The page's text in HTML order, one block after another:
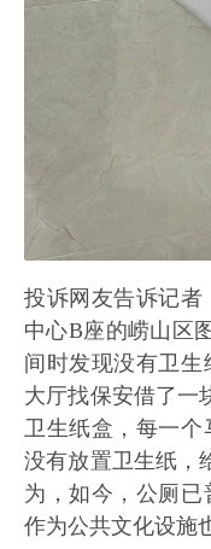
投诉网友告诉记
中心B座的崂山区
间时发现没有卫
大厅找保安借了一
卫生纸盒，每一
没有放置卫生纸，
为，如今，公厕
作为公共文化设施